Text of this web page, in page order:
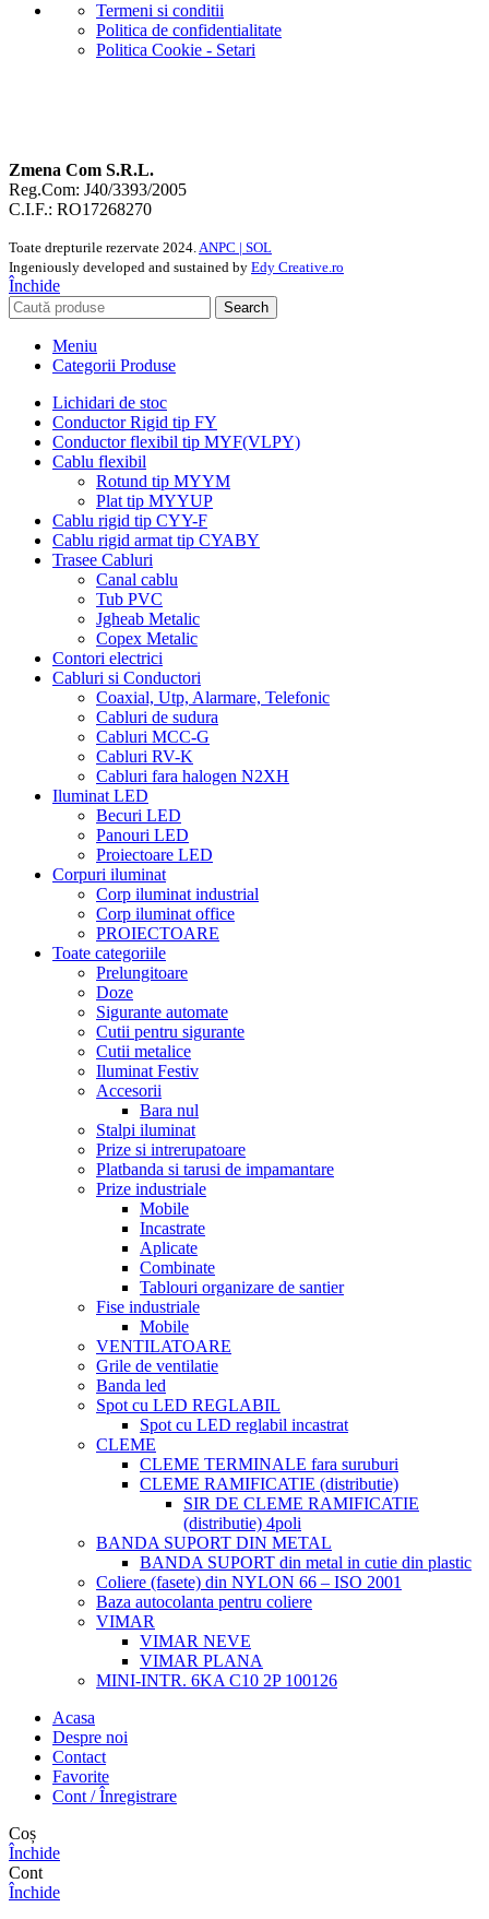
Termeni si conditii
Politica de confidentialitate
Politica Cookie - Setari
Zmena Com S.R.L.
Reg.Com: J40/3393/2005
C.I.F.: RO17268270
Toate drepturile rezervate 2024.ANPC | SOL
Ingeniously developed and sustained by Edy Creative.ro
Închide
Search
Meniu
Categorii Produse
Lichidari de stoc
Conductor Rigid tip FY
Conductor flexibil tip MYF(VLPY)
Cablu flexibil
Rotund tip MYYM
Plat tip MYYUP
Cablu rigid tip CYY-F
Cablu rigid armat tip CYABY
Trasee Cabluri
Canal cablu
Tub PVC
Jgheab Metalic
Copex Metalic
Contori electrici
Cabluri si Conductori
Coaxial, Utp, Alarmare, Telefonic
Cabluri de sudura
Cabluri MCC-G
Cabluri RV-K
Cabluri fara halogen N2XH
Iluminat LED
Becuri LED
Panouri LED
Proiectoare LED
Corpuri iluminat
Corp iluminat industrial
Corp iluminat office
PROIECTOARE
Toate categoriile
Prelungitoare
Doze
Sigurante automate
Cutii pentru sigurante
Cutii metalice
Iluminat Festiv
Accesorii
Bara nul
Stalpi iluminat
Prize si intrerupatoare
Platbanda si tarusi de impamantare
Prize industriale
Mobile
Incastrate
Aplicate
Combinate
Tablouri organizare de santier
Fise industriale
Mobile
VENTILATOARE
Grile de ventilatie
Banda led
Spot cu LED REGLABIL
Spot cu LED reglabil incastrat
CLEME
CLEME TERMINALE fara suruburi
CLEME RAMIFICATIE (distributie)
SIR DE CLEME RAMIFICATIE
(distributie) 4poli
BANDA SUPORT DIN METAL
BANDA SUPORT din metal in cutie din plastic
Coliere (fasete) din NYLON 66 – ISO 2001
Baza autocolanta pentru coliere
VIMAR
VIMAR NEVE
VIMAR PLANA
MINI-INTR. 6KA C10 2P 100126
Acasa
Despre noi
Contact
Favorite
Cont / Înregistrare
Coș
Închide
Cont
Închide